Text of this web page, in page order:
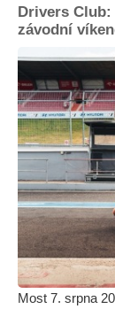
Drivers
závodní
Most 7. srpna